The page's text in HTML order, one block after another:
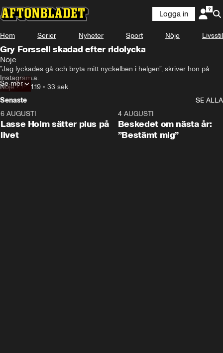
Logga in
Hem Serier Nyheter Sport Nöje Livsstil
Gry Forssell skadad efter ridolycka
Nöje
”Jag lyckades gå och bryta mitt nyckelben i helgen”, skriver hon på
Instagram.a.
Nöje•18.11.19 • 33 sek
Se mer
Senaste
SE ALLA
6 AUGUSTI
Lasse Holm sätter plus på
livet
4 AUGUSTI
Beskedet om nästa år:
”Bestämt mig”